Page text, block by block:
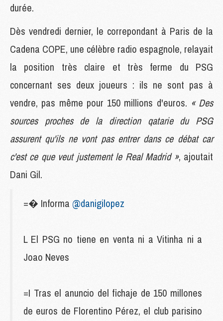
durée.
Dès vendredi dernier, le correpondant à Paris de la
Cadena COPE, une célèbre radio espagnole, relayait
la position très claire et très ferme du PSG
concernant ses deux joueurs : ils ne sont pas à
vendre, pas même pour 150 millions d'euros. « Des
sources proches de la direction qatarie du PSG
assurent qu'ils ne vont pas entrer dans ce débat car
c'est ce que veut justement le Real Madrid », ajoutait
Dani Gil.
=� Informa @danigilopez
L El PSG no tiene en venta ni a Vitinha ni a
Joao Neves
=I Tras el anuncio del fichaje de 150 millones
de euros de Florentino Pérez, el club parisino